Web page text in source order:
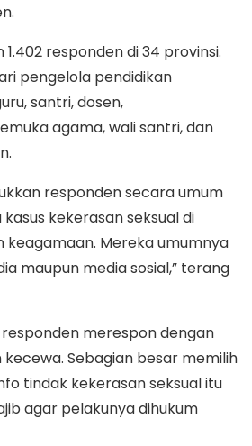
responden di 34 provinsi.
pengelola pendidikan
santri, dosen,
agama, wali santri, dan
responden secara umum
kekerasan seksual di
keagamaan. Mereka umumnya
maupun media sosial,” terang
merespon dengan
Sebagian besar memilih
tindak kekerasan seksual itu
agar pelakunya dihukum